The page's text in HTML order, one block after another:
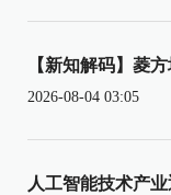
【新知解码】菱
2026-08-04 03:05
人工智能技术产